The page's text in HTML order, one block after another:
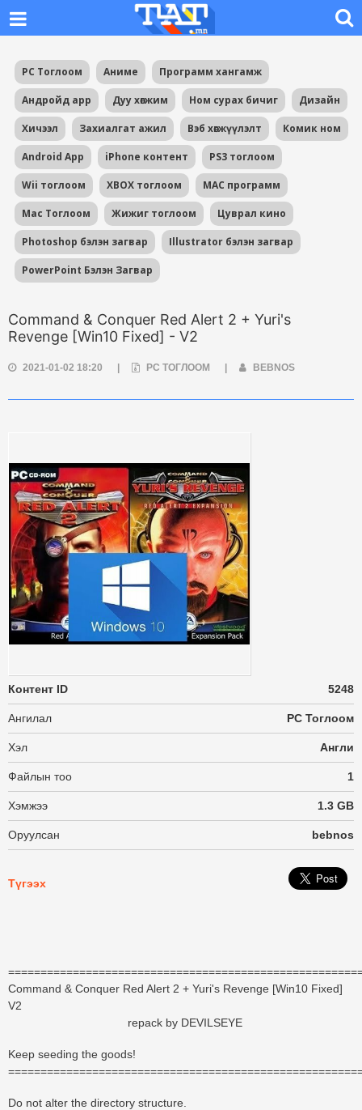
PC Тоглоом Аниме Программ хангамж
Андройд app Дуу хөгжим Ном сурах бичиг Дизайн
Хичээл Захиалгат ажил Вэб хөгжүүлэлт Комик ном
Android App iPhone контент PS3 тоглоом
Wii тоглоом XBOX тоглоом MAC программ
Mac Тоглоом Жижиг тоглоом Цуврал кино
Photoshop бэлэн загвар Illustrator бэлэн загвар
PowerPoint Бэлэн Загвар
Command & Conquer Red Alert 2 + Yuri's
Revenge [Win10 Fixed] - V2
2021-01-02 18:20 PC ТОГЛООМ BEBNOS
Контент ID 5248
Ангилал PC Тоглоом
Хэл Англи
Файлын тоо 1
Хэмжээ 1.3 GB
Оруулсан bebnos
Түгээх
Command & Conquer Red Alert 2 + Yuri's Revenge [Win10 Fixed]
V2
repack by DEVILSEYE
Keep seeding the goods!
Do not alter the directory structure.